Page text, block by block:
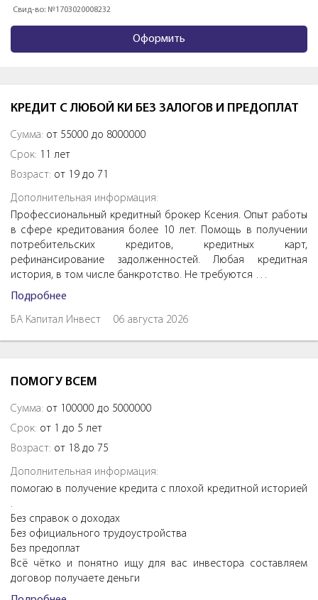
Свид-во: №1703020008232
Оформить
КРЕДИТ С ЛЮБОЙ КИ БЕЗ ЗАЛОГОВ И ПРЕДОПЛАТ
Сумма: от 55000 до 8000000
Срок: 11 лет
Возраст: от 19 до 71
Дополнительная информация:
Профессиональный кредитный брокер Ксения. Опыт работы
в сфере кредитования более 10 лет. Помощь в получении
потребительских кредитов, кредитных карт,
рефинансирование задолженностей. Любая кредитная
история, в том числе банкротство. Не требуются …
Подробнее
БА Капитал Инвест 06 августа 2026
ПОМОГУ ВСЕМ
Сумма: от 100000 до 5000000
Срок: от 1 до 5 лет
Возраст: от 18 до 75
Дополнительная информация:
помогаю в получение кредита с плохой кредитной историей
.
Без справок о доходах
Без официального трудоустройства
Без предоплат
Всё чётко и понятно ищу для вас инвестора составляем
договор получаете деньги